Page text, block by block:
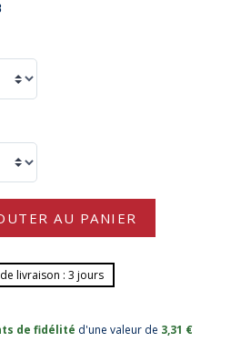
AU PANIER
livraison : 3 jours
de fidélité d'une valeur de 3,31 €